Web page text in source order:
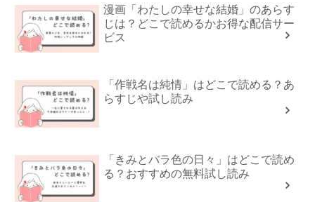
漫画「わたしの幸せな結婚」のあらす
じは？どこで読めるかお得な配信サー
ビス
「作戦名は純情」はどこで読める？あ
らすじや試し読み
「きみとバラ色の日々」はどこで読め
る？おすすめの無料試し読み